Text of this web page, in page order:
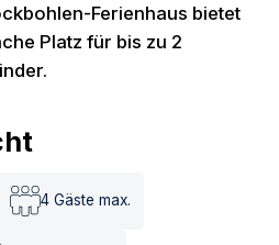
Ferienhaus bietet
Platz für bis zu 2
4 Gäste max.